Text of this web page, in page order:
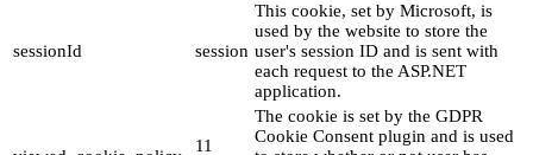
sessionId session
This cookie, set by Microsoft, is
used by the website to store the
user's session ID and is sent with
each request to the ASP.NET
application.
11
The cookie is set by the GDPR
Cookie Consent plugin and is used